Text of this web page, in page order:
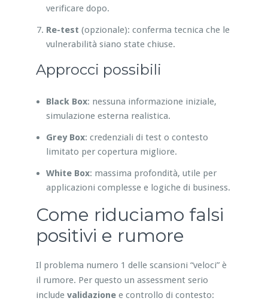
verificare dopo.
Re-test (opzionale): conferma tecnica che le
vulnerabilità siano state chiuse.
Approcci possibili
Black Box: nessuna informazione iniziale,
simulazione esterna realistica.
Grey Box: credenziali di test o contesto
limitato per copertura migliore.
White Box: massima profondità, utile per
applicazioni complesse e logiche di business.
Come riduciamo falsi
positivi e rumore
Il problema numero 1 delle scansioni “veloci” è
il rumore. Per questo un assessment serio
include validazionee controllo di contesto: